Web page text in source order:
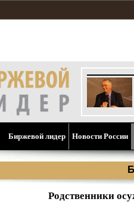
Биржевой лидер Новости России
Родственники